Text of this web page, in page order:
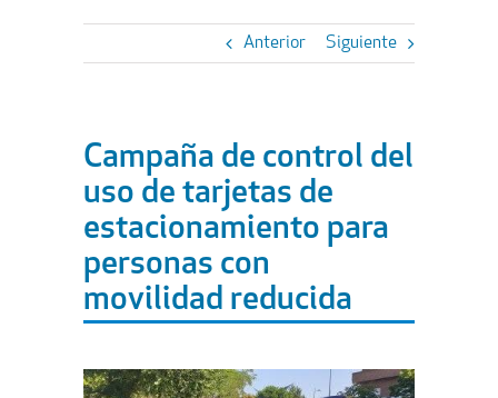
Anterior Siguiente
Campaña de control del
uso de tarjetas de
estacionamiento para
personas con
movilidad reducida